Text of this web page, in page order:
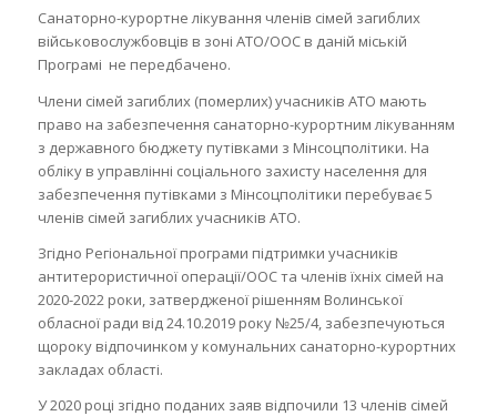
Санаторно-курортне лікування членів сімей загиблих
військовослужбовців в зоні АТО/ООС в даній міській
Програмі не передбачено.
Члени сімей загиблих (померлих) учасників АТО мають
право на забезпечення санаторно-курортним лікуванням
з державного бюджету путівками з Мінсоцполітики. На
обліку в управлінні соціального захисту населення для
забезпечення путівками з Мінсоцполітики перебуває 5
членів сімей загиблих учасників АТО.
Згідно Регіональної програми підтримки учасників
антитерористичної операції/ООС та членів їхніх сімей на
2020-2022 роки, затвердженої рішенням Волинської
обласної ради від 24.10.2019 року №25/4, забезпечуються
щороку відпочинком у комунальних санаторно-курортних
закладах області.
У 2020 році згідно поданих заяв відпочили 13 членів сімей